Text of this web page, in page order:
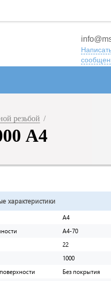
резьбой /
A4
характеристики
A4
A4-70
22
1000
Без покрытия